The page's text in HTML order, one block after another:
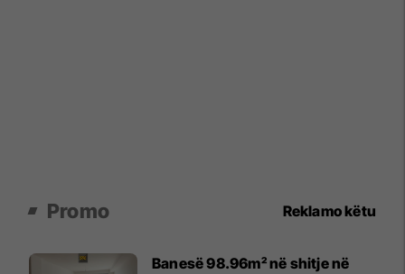
Promo Reklamo këtu
Banesë 98.96m² në shitje në